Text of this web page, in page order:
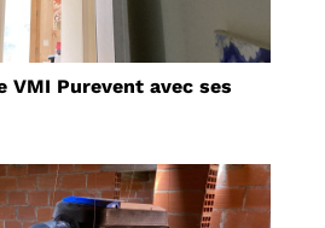
VMI Purevent avec ses